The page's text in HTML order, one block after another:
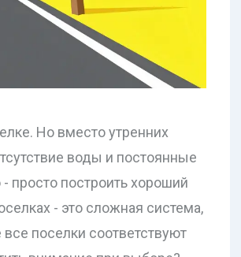
Но вместо утренних
воды и постоянные
просто построить хороший
- это сложная система,
поселки соответствуют